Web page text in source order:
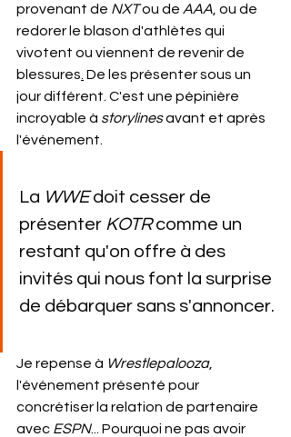
provenant de NXT ou de AAA , ou de
redorer le blason d'athlètes qui
vivotent ou viennent de revenir de
blessures De les présenter sous un
jour différent. C'est une pépinière
incroyable à storylines avant et après
l'événement.
La WWE doit cesser de
présenter KOTR comme un
restant qu'on offre à des
invités qui nous font la surprise
de débarquer sans s'annoncer.
Je repense à Wrestlepalooza,
l'événement présenté pour
concrétiser la relation de partenaire
avec ESPN... Pourquoi ne pas avoir